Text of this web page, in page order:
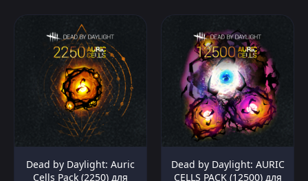
Dead by Daylight: Auric
Cells Pack (2250) для
Dead by Daylight: AURIC
CELLS PACK (12500) для